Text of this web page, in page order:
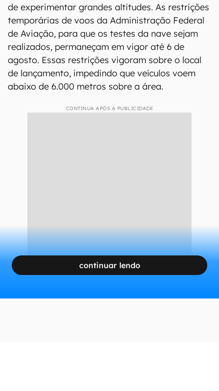
de experimentar grandes altitudes. As restrições
temporárias de voos da Administração Federal
de Aviação, para que os testes da nave sejam
realizados, permaneçam em vigor até 6 de
agosto. Essas restrições vigoram sobre o local
de lançamento, impedindo que veículos voem
abaixo de 6.000 metros sobre a área.
CONTINUA APÓS A PUBLICIDADE
continuar lendo